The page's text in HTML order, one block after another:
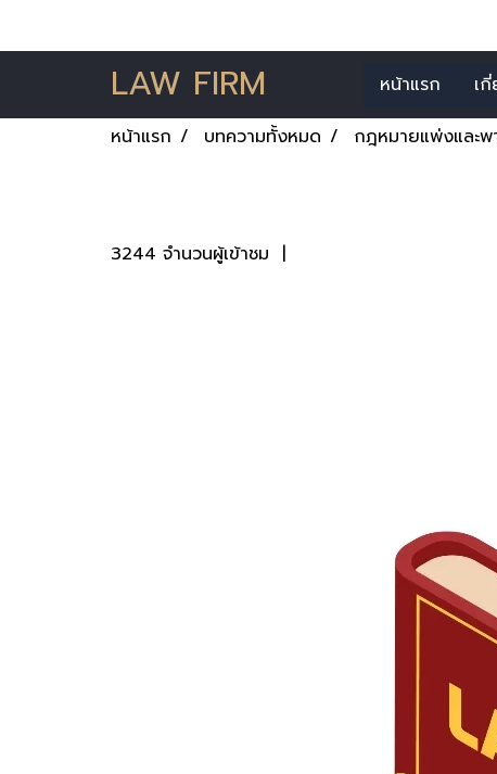
LAW FIRM หน้าแรก เ
หน้าแรก
บทความทั้งหมด กฎหมายแพ่งและพ
3244 จำนวนผู้เข้าชม |